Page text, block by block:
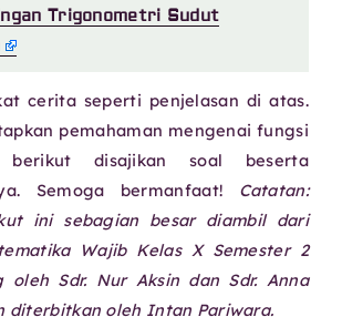
Trigonometri Sudut
cerita seperti penjelasan di atas.
pemahaman mengenai fungsi
berikut disajikan soal beserta
Semoga bermanfaat! Catatan:
ini sebagian besar diambil dari
Wajib Kelas X Semester 2
oleh Sdr. Nur Aksin dan Sdr. Anna
diterbitkan oleh Intan Pariwara.